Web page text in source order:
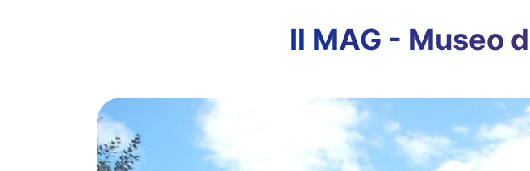
Il MAG - Museo